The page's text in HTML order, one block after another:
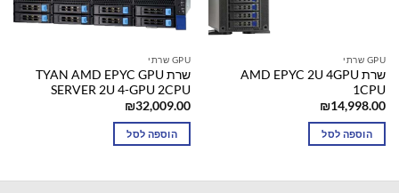
GPU שרתי
שרת AMD EPYC 2U 4GPU
1CPU
₪14,998.00
הוספה לסל
GPU שרתי
שרת TYAN AMD EPYC GPU
SERVER 2U 4-GPU 2CPU
₪32,009.00
הוספה לסל